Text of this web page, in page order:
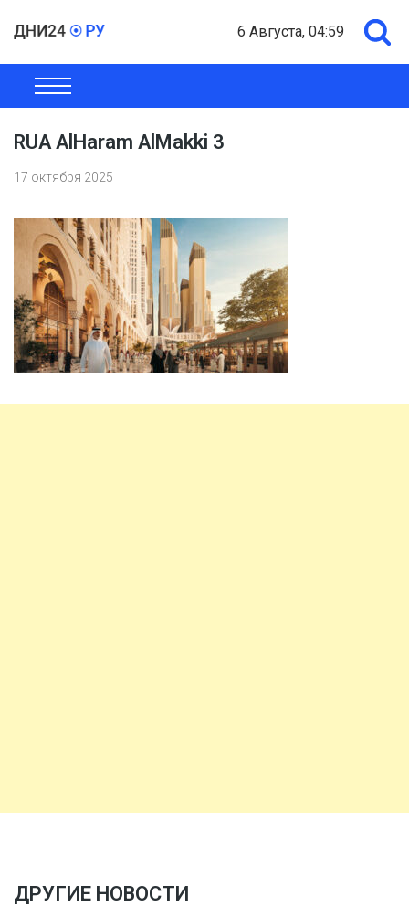
6 Августа, 04:59
ОБЩЕСТВО
RUA AlHaram AlMakki 3
17 октября 2025
ДРУГИЕ НОВОСТИ